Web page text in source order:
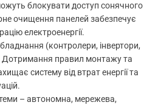
блокувати доступ сонячного
очищення панелей забезпечує
електроенергії.
(контролери, інвертори,
Дотримання правил монтажу та
систему від втрат енергії та
– автономна, мережева,